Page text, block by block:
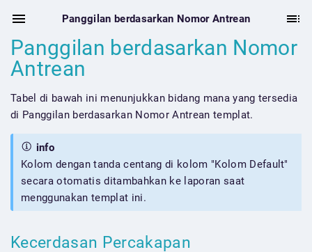
Panggilan berdasarkan Nomor Antrean
Panggilan berdasarkan Nomor
Antrean
Tabel di bawah ini menunjukkan bidang mana yang tersedia
di Panggilan berdasarkan Nomor Antrean templat.
info
Kolom dengan tanda centang di kolom "Kolom Default"
secara otomatis ditambahkan ke laporan saat
menggunakan templat ini.
Kecerdasan Percakapan